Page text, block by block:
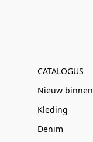
CATALOGUS
Nieuw binnen
Kleding
Denim